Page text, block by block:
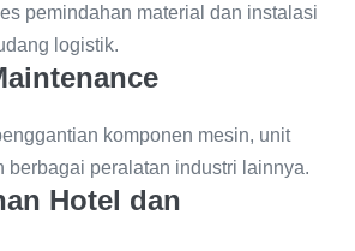
pemindahan material dan instalasi
logistik.
komponen mesin, unit
berbagai peralatan industri lainnya.
Hotel dan